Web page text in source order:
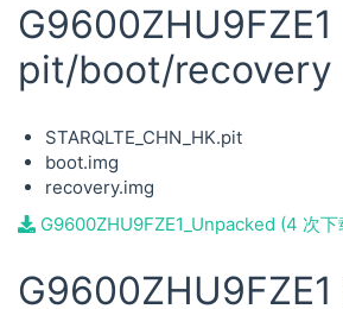
G9600ZHU9FZE1
pit/boot/recovery
STARQLTE_CHN_HK.pit
boot.img
recovery.img
G9600ZHU9FZE1_Unpacked (4 次下
G9600ZHU9FZE1